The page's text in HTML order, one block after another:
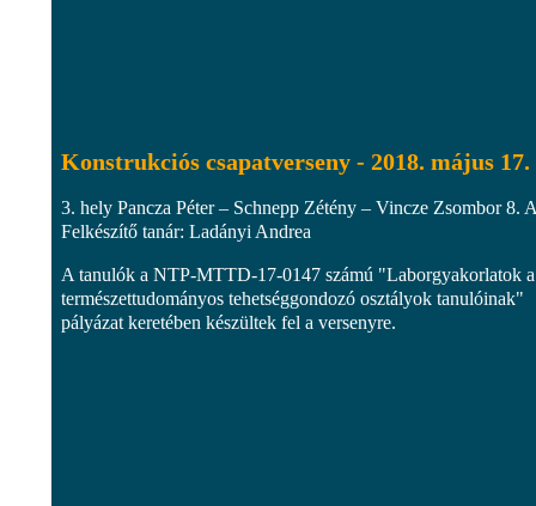
Konstrukciós csapatverseny - 2018. május 17.
3. hely Pancza Péter – Schnepp Zétény – Vincze Zsombor 8.
Felkészítő tanár: Ladányi Andrea
A tanulók a NTP-MTTD-17-0147 számú "Laborgyakorlatok a
természettudományos tehetséggondozó osztályok tanulóinak"
pályázat keretében készültek fel a versenyre.